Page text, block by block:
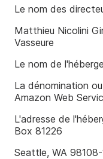
Le nom des
Matthieu Nicolini
Vasseure
Le nom de
La dénomination
Amazon Web
L'adresse de
Box 81226
Seattle, WA 98108-